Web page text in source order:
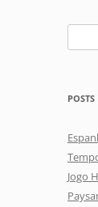
por:
POSTS
Jogo